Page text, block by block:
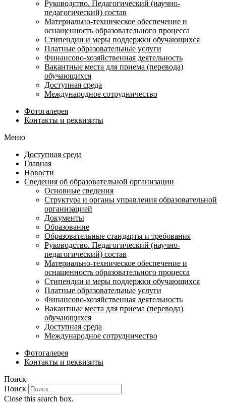
Руководство. Педагогический (научно-
педагогический) состав
Материально-техническое обеспечение и
оснащенность образовательного процесса
Стипендии и меры поддержки обучающихся
Платные образовательные услуги
Финансово-хозяйственная деятельность
Вакантные места для приема (перевода)
обучающихся
Доступная среда
Международное сотрудничество
Фотогалерея
Контакты и реквизиты
Меню
Доступная среда
Главная
Новости
Сведения об образовательной организации
Основные сведения
Структура и органы управления образовательной
организацией
Документы
Образование
Образовательные стандарты и требования
Руководство. Педагогический (научно-
педагогический) состав
Материально-техническое обеспечение и
оснащенность образовательного процесса
Стипендии и меры поддержки обучающихся
Платные образовательные услуги
Финансово-хозяйственная деятельность
Вакантные места для приема (перевода)
обучающихся
Доступная среда
Международное сотрудничество
Фотогалерея
Контакты и реквизиты
Поиск
Поиск
Close this search box.